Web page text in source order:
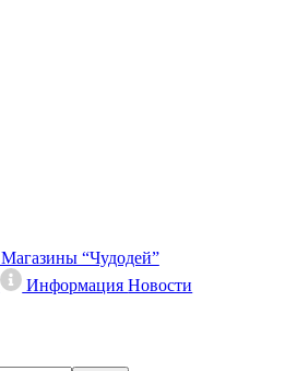
Магазины “Чудодей”
ИнформацияНовости